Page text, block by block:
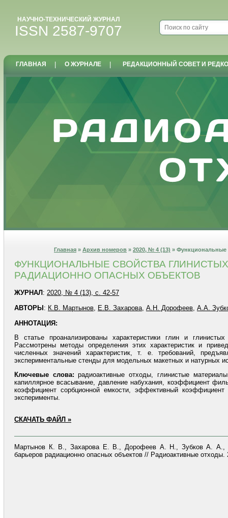
НАУЧНО-ТЕХНИЧЕСКИЙ ЖУРНАЛ
ISSN 2587-9707
ГЛАВНАЯ О ЖУРНАЛЕ РЕДАКЦИОННЫЙ СОВЕТ И
Главная » Архив номеров » 2020, № 4 (13) » Функциональные
ФУНКЦИОНАЛЬНЫЕ СВОЙСТВА
РАДИАЦИОННО ОПАСНЫХ ОБЪЕКТОВ
ЖУРНАЛ : 2020, № 4 (13), с. 42-57
АВТОРЫ : К.В. Мартынов, Е.В. Захарова, А.Н. Дорофеев, А.А.
АННОТАЦИЯ:
В статье проанализированы характеристики глин и
Рассмотрены методы определения этих характеристик и
численных значений характеристик, т. е. требований,
экспериментальные стенды для модельных макетных и натурных
Ключевые слова: радиоактивные отходы, глинистые
капиллярное всасывание, давление набухания, коэффициент
коэффициент сорбционной емкости, эффективный
эксперименты.
СКАЧАТЬ ФАЙЛ »
Мартынов К. В., Захарова Е. В., Дорофеев А. Н., Зубков А. А.,
барьеров радиационно опасных объектов // Радиоактивные